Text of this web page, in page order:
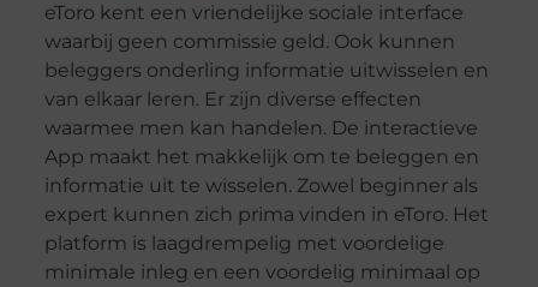
eToro kent een vriendelijke sociale interface
waarbij geen commissie geld. Ook kunnen
beleggers onderling informatie uitwisselen en
van elkaar leren. Er zijn diverse effecten
waarmee men kan handelen. De interactieve
App maakt het makkelijk om te beleggen en
informatie uit te wisselen. Zowel beginner als
expert kunnen zich prima vinden in eToro. Het
platform is laagdrempelig met voordelige
minimale inleg en een voordelig minimaal op